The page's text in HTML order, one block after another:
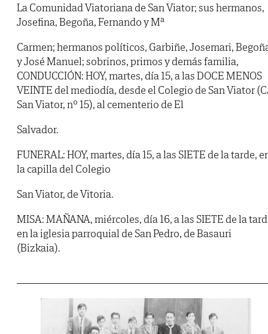
La Comunidad Viatoriana de San Viator; sus hermanos,
Josefina, Begoña, Fernando y Mª
Carmen; hermanos políticos, Garbiñe, Josemari,
y José Manuel; sobrinos, primos y demás familia,
CONDUCCIÓN: HOY, martes, día 15, a las DOCE MENOS
VEINTE del mediodía, desde el Colegio de San Viator
San Viator, nº 15), al cementerio de El
Salvador.
FUNERAL: HOY, martes, día 15, a las SIETE de la tarde,
la capilla del Colegio
San Viator, de Vitoria.
MISA: MAÑANA, miércoles, día 16, a las SIETE de la
en la iglesia parroquial de San Pedro, de Basauri
(Bizkaia).